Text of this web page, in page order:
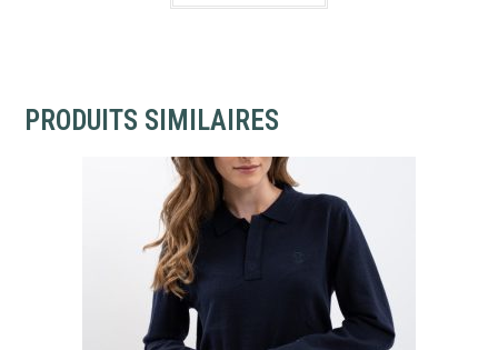
PRODUITS SIMILAIRES